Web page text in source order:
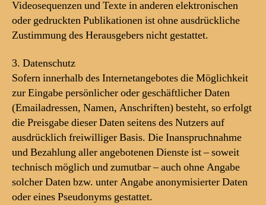
Videosequenzen und Texte in anderen elektronischen
oder gedruckten Publikationen ist ohne ausdrückliche
Zustimmung des Herausgebers nicht gestattet.
3. Datenschutz
Sofern innerhalb des Internetangebotes die Möglichkeit
zur Eingabe persönlicher oder geschäftlicher Daten
(Emailadressen, Namen, Anschriften) besteht, so erfolgt
die Preisgabe dieser Daten seitens des Nutzers auf
ausdrücklich freiwilliger Basis. Die Inanspruchnahme
und Bezahlung aller angebotenen Dienste ist – soweit
technisch möglich und zumutbar – auch ohne Angabe
solcher Daten bzw. unter Angabe anonymisierter Daten
oder eines Pseudonyms gestattet.